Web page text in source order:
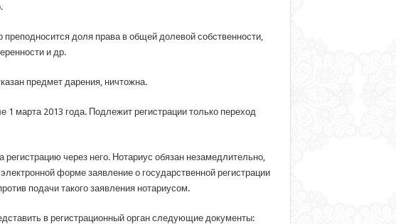
доля права в общей долевой собственности,
и др.
предмет дарения, ничтожна.
1 марта 2013 года. Подлежит регистрации только переход
через него. Нотариус обязан незамедлительно,
форме заявление о государственной регистрации
подачи такого заявления нотариусом.
в регистрационный орган следующие документы: